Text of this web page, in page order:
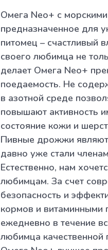
Омега Neo+ с
предназначенное для
питомец – счастливый
своего любимца не
делает Омега Neo+
поедаемость. Не
в азотной среде
повышают активность
состояние кожи и
Пивные дрожжи
давно уже стали
Естественно, нам
любимцам. За счет
безопасность и
кормов и витаминными
ежедневно в течение
любимца